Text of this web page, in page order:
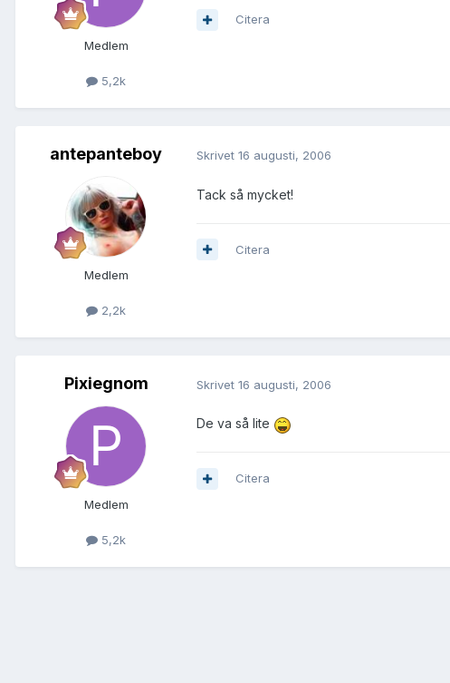
Medlem
5,2k
Citera
antepanteboy
Medlem
2,2k
Skrivet 16 augusti, 2006
Tack så mycket!
Citera
Pixiegnom
Medlem
5,2k
Skrivet 16 augusti, 2006
De va så lite
Citera